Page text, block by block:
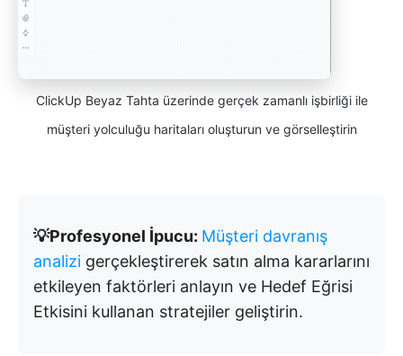
ClickUp Beyaz Tahta üzerinde gerçek zamanlı işbirliği ile
müşteri yolculuğu haritaları oluşturun ve görselleştirin
💡Profesyonel İpucu: Müşteri davranış
analizi gerçekleştirerek satın alma kararlarını
etkileyen faktörleri anlayın ve Hedef Eğrisi
Etkisini kullanan stratejiler geliştirin.